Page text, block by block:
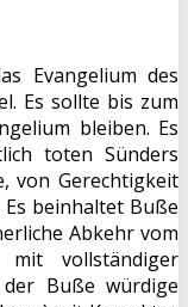
Evangelium des
Es sollte bis zum
bleiben. Es
toten Sünders
von Gerechtigkeit
beinhaltet Buße
Abkehr vom
vollständiger
Buße würdige